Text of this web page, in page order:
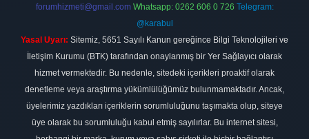
forumhizmeti@gmail.com Whatsapp: 0262 606 0 726 Telegram:
@karabul
Yasal Uyarı: Sitemiz, 5651 Sayılı Kanun gereğince Bilgi Teknolojileri ve
İletişim Kurumu (BTK) tarafından onaylanmış bir Yer Sağlayıcı olarak
hizmet vermektedir. Bu nedenle, sitedeki içerikleri proaktif olarak
denetleme veya araştırma yükümlülüğümüz bulunmamaktadır. Ancak,
üyelerimiz yazdıkları içeriklerin sorumluluğunu taşımakta olup, siteye
üye olarak bu sorumluluğu kabul etmiş sayılırlar. Bu internet sitesi,